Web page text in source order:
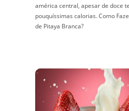
américa central, apesar de doce
pouquíssimas calorias. Como
de Pitaya Branca?